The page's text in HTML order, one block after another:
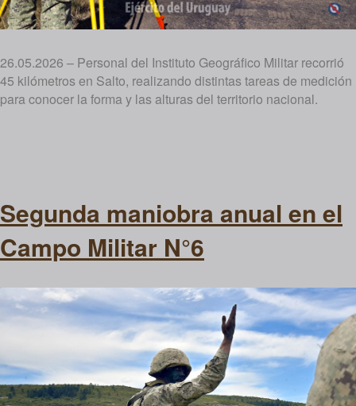
26.05.2026 – Personal del Instituto Geográfico Militar recorrió
45 kilómetros en Salto, realizando distintas tareas de medición
para conocer la forma y las alturas del territorio nacional.
Segunda maniobra anual en el
Campo Militar N°6